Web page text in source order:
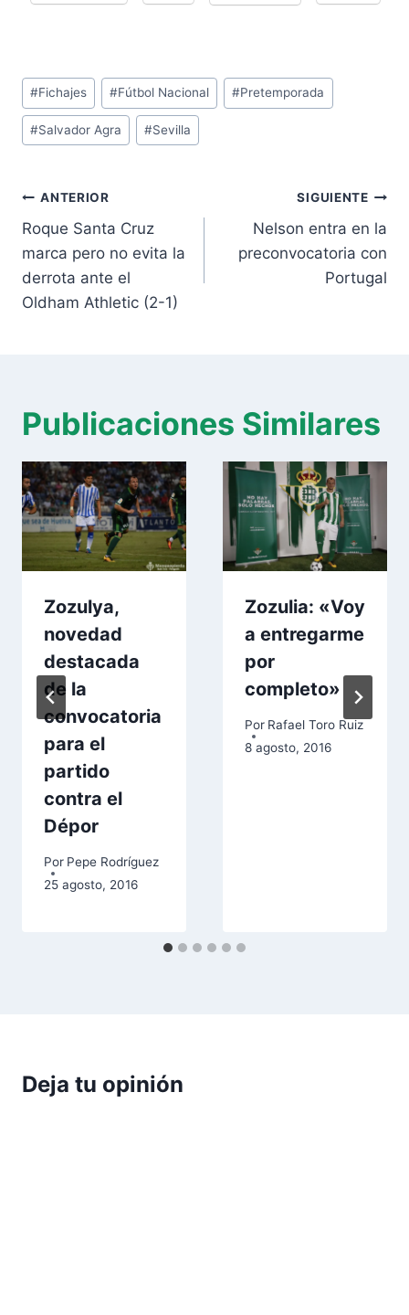
Etiquetas
de
la
#Fichajes #Fútbol Nacional #Pretemporada
#Salvador Agra #Sevilla
Navegación
de
entradas
ANTERIOR
Roque Santa Cruz
marca pero no evita la
derrota ante el
Oldham Athletic (2-1)
SIGUIENTE
Nelson entra en la
preconvocatoria con
Portugal
Publicaciones Similares
Zozulya,
novedad
destacada
de la
convocatoria
para el
partido
contra el
Dépor
Por Pepe Rodríguez
25 agosto, 2016
Zozulia: «Voy
a entregarme
por
completo»
Por Rafael Toro Ruiz
8 agosto, 2016
Deja tu opinión